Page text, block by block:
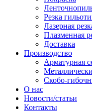
Резка
Лазерная
Плазменная
Доставка
Производство
Арматурная
Скобо-
О нас
Новости/статьи
Контакты